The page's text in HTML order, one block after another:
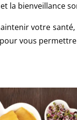
la bienveillance
votre
vous